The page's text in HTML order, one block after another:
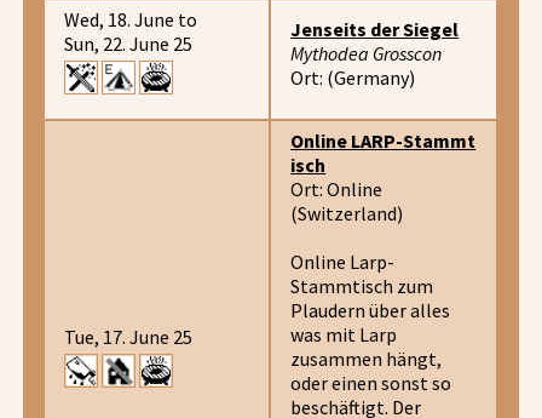
Wed, 18. June to
Sun, 22. June 25
Jenseits der Siegel
Mythodea Grosscon
Ort: (Germany)
Tue, 17. June 25
Online LARP-Stammt
isch
Ort: Online
(Switzerland)
Online Larp-
Stammtisch zum
Plaudern über alles
was mit Larp
zusammen hängt,
oder einen sonst so
beschäftigt. Der